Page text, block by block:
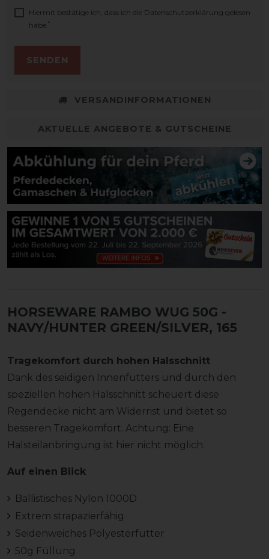
Hiermit bestätige ich, dass ich die Daten­schutz­erklärung gelesen
habe. *
SENDEN
VERSANDINFORMATIONEN
AKTUELLE ANGEBOTE & GUTSCHEINE
HORSEWARE RAMBO WUG 50G -
NAVY/HUNTER GREEN/SILVER, 165
Tragekomfort durch hohen Halsschnitt
Dank des seidigen Innenfutters und durch den
speziellen hohen Halsschnitt scheuert diese
Regendecke nicht am Widerrist und bietet so
besseren Tragekomfort. Achtung: Eine
Halsteilanbringung ist hier nicht möglich.
Auf einen Blick
Ballistisches Nylon 1000D
Extrem strapazierfähig
Seidenweiches Polyesterfutter
50g Füllung